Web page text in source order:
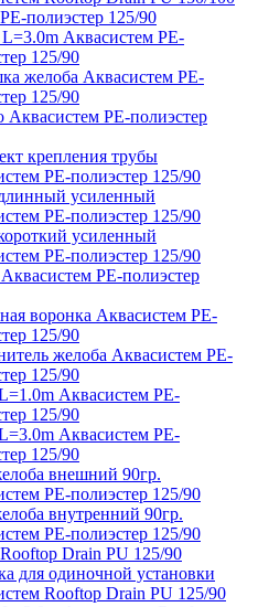
полиэстер 125/90
Аквасистем PE-
125/90
желоба Аквасистем PE-
125/90
Аквасистем PE-полиэстер
крепления трубы
PE-полиэстер 125/90
усиленный
PE-полиэстер 125/90
усиленный
PE-полиэстер 125/90
РЕ-полиэстер
воронка Аквасистем PE-
125/90
желоба Аквасистем PE-
125/90
Аквасистем PE-
125/90
Аквасистем PE-
125/90
внешний 90гр.
PE-полиэстер 125/90
внутренний 90гр.
PE-полиэстер 125/90
Drain PU 125/90
для одиночной установки
Rooftop Drain PU 125/90